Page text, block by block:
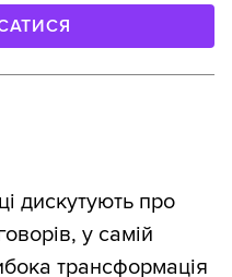
дискутують про
у самій
трансформація